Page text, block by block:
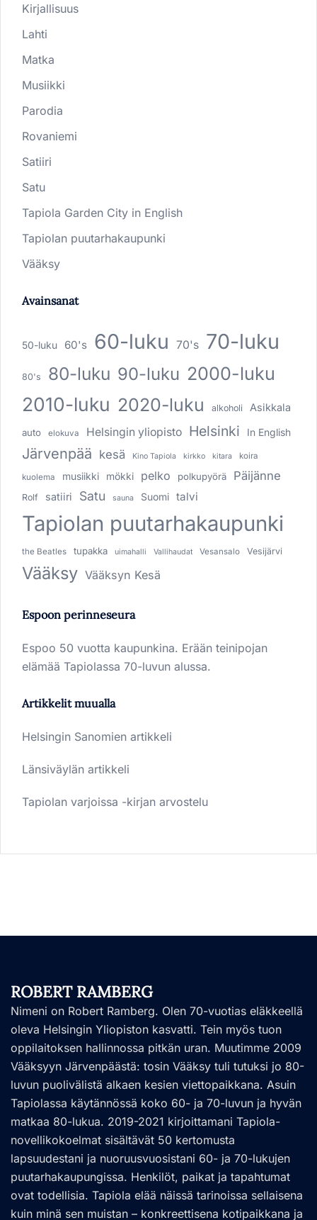
Kirjallisuus
Lahti
Matka
Musiikki
Parodia
Rovaniemi
Satiiri
Satu
Tapiola Garden City in English
Tapiolan puutarhakaupunki
Vääksy
Avainsanat
50-luku 60's 60-luku 70's 70-luku
80's 80-luku 90-luku 2000-luku
2010-luku 2020-luku alkoholi Asikkala
auto elokuva Helsingin yliopisto Helsinki In English
Järvenpää kesä Kino Tapiola kirkko kitara koira
kuolema musiikki mökki pelko polkupyörä Päijänne
Rolf satiiri Satu sauna Suomi talvi
Tapiolan puutarhakaupunki
the Beatles tupakka uimahalli Vallihaudat Vesansalo Vesijärvi
Vääksy Vääksyn Kesä
Espoon perinneseura
Espoo 50 vuotta kaupunkina. Erään teinipojan
elämää Tapiolassa 70-luvun alussa.
Artikkelit muualla
Helsingin Sanomien artikkeli
Länsiväylän artikkeli
Tapiolan varjoissa -kirjan arvostelu
ROBERT RAMBERG
Nimeni on Robert Ramberg. Olen 70-vuotias eläkkeellä
oleva Helsingin Yliopiston kasvatti. Tein myös tuon
oppilaitoksen hallinnossa pitkän uran. Muutimme 2009
Vääksyyn Järvenpäästä: tosin Vääksy tuli tutuksi jo 80-
luvun puolivälistä alkaen kesien viettopaikkana. Asuin
Tapiolassa käytännössä koko 60- ja 70-luvun ja hyvän
matkaa 80-lukua. 2019-2021 kirjoittamani Tapiola-
novellikokoelmat sisältävät 50 kertomusta
lapsuudestani ja nuoruusvuosistani 60- ja 70-lukujen
puutarhakaupungissa. Henkilöt, paikat ja tapahtumat
ovat todellisia. Tapiola elää näissä tarinoissa sellaisena
kuin minä sen muistan – konkreettisena kotipaikkana ja